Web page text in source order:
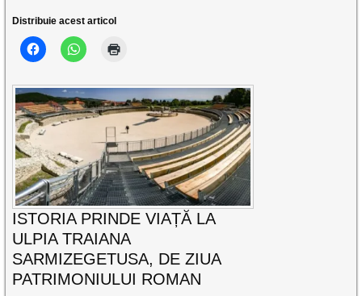
Distribuie acest articol
ISTORIA PRINDE VIAȚĂ LA
ULPIA TRAIANA
SARMIZEGETUSA, DE ZIUA
PATRIMONIULUI ROMAN